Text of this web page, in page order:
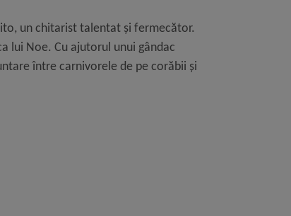
un chitarist talentat și fermecător.
lui Noe. Cu ajutorul unui gândac
între carnivorele de pe corăbii și